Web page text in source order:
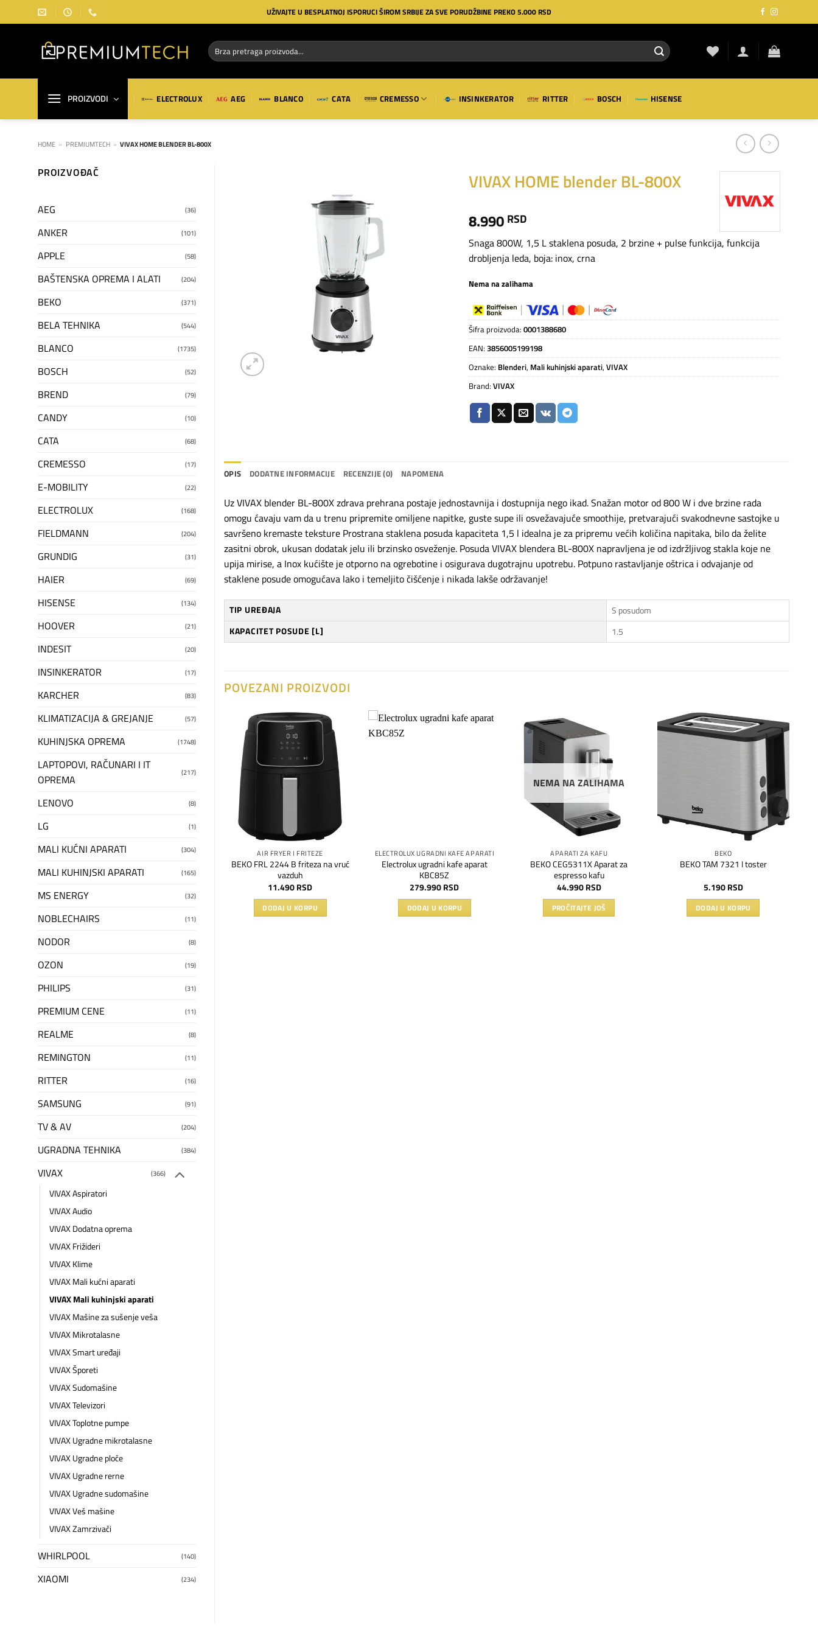
na
UŽIVAJTE U BESPLATNOJ ISPORUCI ŠIROM SRBIJE ZA SVE PORUDŽBINE PREKO 5.000 RSD
Pretraga
za:
PROIZVODI ELECTROLUX AEG BLANCO CATA CREMESSO INSINKERATOR RITTER BOSCH HISENSE
HOME » PREMIUMTECH » VIVAX HOME BLENDER BL-800X
PROIZVOĐAČ
AEG (36)
ANKER (101)
APPLE (58)
BAŠTENSKA OPREMA I ALATI (204)
BEKO (371)
BELA TEHNIKA (544)
BLANCO (1735)
BOSCH (52)
BREND (79)
CANDY (10)
CATA (68)
CREMESSO (17)
E-MOBILITY (22)
ELECTROLUX (168)
FIELDMANN (204)
GRUNDIG (31)
HAIER (69)
HISENSE (134)
HOOVER (21)
INDESIT (20)
INSINKERATOR (17)
KARCHER (83)
KLIMATIZACIJA & GREJANJE (57)
KUHINJSKA OPREMA (1748)
LAPTOPOVI, RAČUNARI I IT
OPREMA
(217)
LENOVO (8)
LG (1)
MALI KUĆNI APARATI (304)
MALI KUHINJSKI APARATI (165)
MS ENERGY (32)
NOBLECHAIRS (11)
NODOR (8)
OZON (19)
PHILIPS (31)
PREMIUM CENE (11)
REALME (8)
REMINGTON (11)
RITTER (16)
SAMSUNG (91)
TV & AV (204)
UGRADNA TEHNIKA (384)
VIVAX (366)
VIVAX Aspiratori
VIVAX Audio
VIVAX Dodatna oprema
VIVAX Frižideri
VIVAX Klime
VIVAX Mali kućni aparati
VIVAX Mali kuhinjski aparati
VIVAX Mašine za sušenje veša
VIVAX Mikrotalasne
VIVAX Smart uređaji
VIVAX Šporeti
VIVAX Sudomašine
VIVAX Televizori
VIVAX Toplotne pumpe
VIVAX Ugradne mikrotalasne
VIVAX Ugradne ploče
VIVAX Ugradne rerne
VIVAX Ugradne sudomašine
VIVAX Veš mašine
VIVAX Zamrzivači
WHIRLPOOL (140)
XIAOMI (234)
VIVAX HOME blender BL-800X
8.990 RSD
Snaga 800W, 1,5 L staklena posuda, 2 brzine + pulse funkcija, funkcija
drobljenja leda, boja: inox, crna
Nema na zalihama
Šifra proizvoda:0001388680
EAN:3856005199198
Oznake: Blenderi, Mali kuhinjski aparati,VIVAX
Brand:VIVAX
OPIS DODATNE INFORMACIJE RECENZIJE (0) NAPOMENA
Uz VIVAX blender BL-800X zdrava prehrana postaje jednostavnija i dostupnija nego ikad. Snažan motor od 800 W i dve brzine rada
omogu ćavaju vam da u trenu pripremite omiljene napitke, guste supe ili osvežavajuće smoothije, pretvarajući svakodnevne sastojke u
savršeno kremaste teksture Prostrana staklena posuda kapaciteta 1,5 l idealna je za pripremu većih količina napitaka, bilo da želite
zasitni obrok, ukusan dodatak jelu ili brzinsko osveženje. Posuda VIVAX blendera BL-800X napravljena je od izdržljivog stakla koje ne
upija mirise, a Inox kućište je otporno na ogrebotine i osigurava dugotrajnu upotrebu. Potpuno rastavljanje oštrica i odvajanje od
staklene posude omogućava lako i temeljito čišćenje i nikada lakše održavanje!
TIP UREĐAJA
S posudom
KAPACITET POSUDE [L]
1.5
POVEZANI PROIZVODI
Dodaj
na
listu
želja
AIR FRYER I FRITEZE
BEKO FRL 2244 B friteza na vruć
vazduh
11.490RSD
DODAJ U KORPU
ELECTROLUX UGRADNI KAFE APARATI
Electrolux ugradni kafe aparat
KBC85Z
279.990RSD
DODAJ U KORPU
NEMA NA ZALIHAMA
APARATI ZA KAFU
BEKO CEG5311X Aparat za
espresso kafu
44.990RSD
PROČITAJTE JOŠ
Dodaj
listu
želja
BEKO
BEKO TAM 7321 I toster
5.190RSD
DODAJ U KORPU
Dodaj
listu
želja
Dodaj
želja